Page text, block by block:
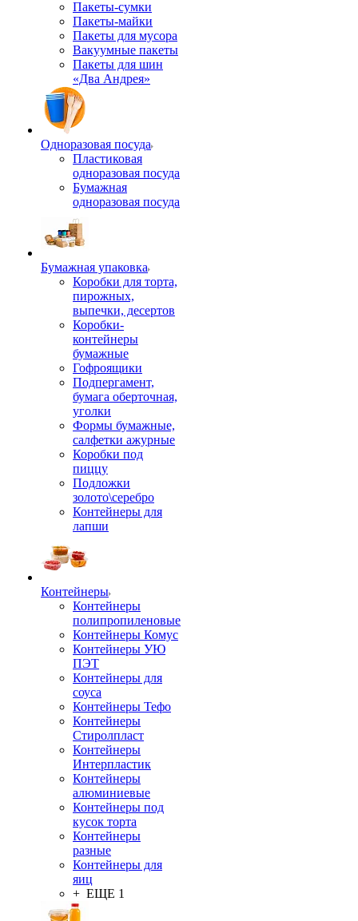
Пакеты-сумки
Пакеты-майки
Пакеты для мусора
Вакуумные пакеты
Пакеты для шин
«Два Андрея»
Одноразовая посуда
Пластиковая
одноразовая посуда
Бумажная
одноразовая посуда
Бумажная упаковка
Коробки для торта,
пирожных,
выпечки, десертов
Коробки-
контейнеры
бумажные
Гофроящики
Подпергамент,
бумага оберточная,
уголки
Формы бумажные,
салфетки ажурные
Коробки под
пиццу
Подложки
золото\серебро
Контейнеры для
лапши
Контейнеры
Контейнеры
полипропиленовые
Контейнеры Комус
Контейнеры УЮ
ПЭТ
Контейнеры для
соуса
Контейнеры Тефо
Контейнеры
Стиролпласт
Контейнеры
Интерпластик
Контейнеры
алюминиевые
Контейнеры под
кусок торта
Контейнеры
разные
Контейнеры для
яиц
+ ЕЩЕ 1